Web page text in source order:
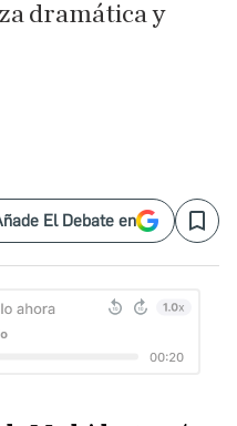
dramática y
El Debate en Save